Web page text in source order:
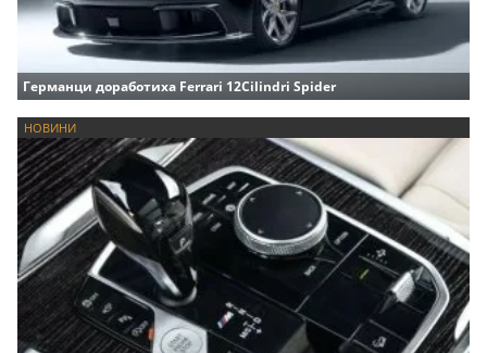
Германци доработиха Ferrari 12Cilindri Spider
НОВИНИ